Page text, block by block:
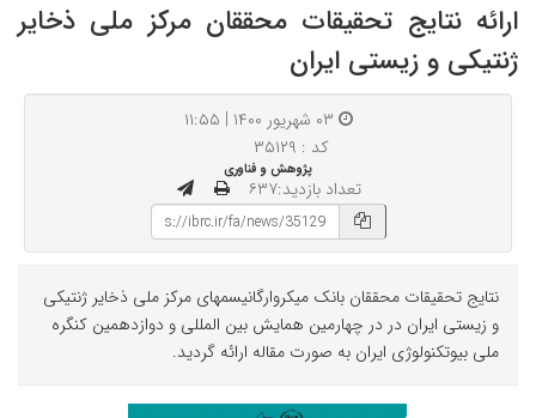
ارائه نتایج تحقیقات محققان مرکز ملی ذخایر
ژنتیکی و زیستی ایران
کد : ۳۵۱۲۹
پژوهش و فناوری
تعداد بازدید:۶۳۷
نتایج تحقیقات محققان بانک میکروارگانیسمهای مرکز ملی ذخایر ژنتیکی
و زیستی ایران در در چهارمین همایش بین المللی و دوازدهمین کنگره
ملی بیوتکنولوژی ایران به صورت مقاله ارائه گردید.